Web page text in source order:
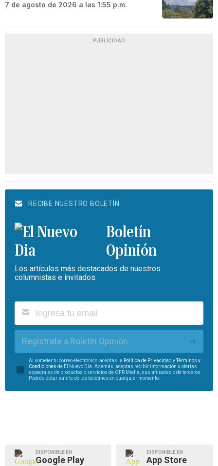
7 de agosto de 2026 a las 1:55 p.m.
PUBLICIDAD
RECIBE NUESTRO BOLETÍN
Boletín
Opinión
Los artículos más destacados de nuestros
columnistas e invitados.
Regístrate a Boletín Opinión
Al someter tu correo electrónico, aceptas la Política de Privacidad yTérminos y
Condiciones de El Nuevo Día. Además, aceptas recibir información u ofertas
especiales de productos o servicios de GFR Media, sus afiliadas o de terceros.
Podrás optar salirte de los boletines en cualquier momento.
DISPONIBLE EN
Google Play
DISPONIBLE EN
App Store